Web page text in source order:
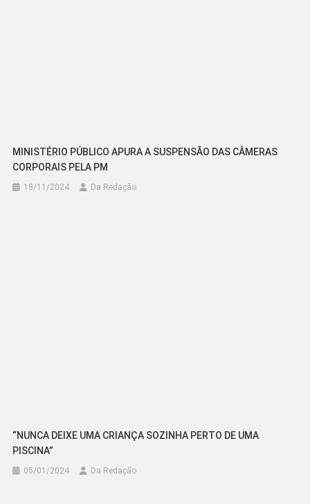
MINISTÉRIO PÚBLICO APURA A SUSPENSÃO DAS CÂMERAS
CORPORAIS PELA PM
18/11/2024 Da Redação
“NUNCA DEIXE UMA CRIANÇA SOZINHA PERTO DE UMA
PISCINA”
05/01/2024 Da Redação